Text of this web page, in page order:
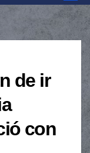
de ir
con